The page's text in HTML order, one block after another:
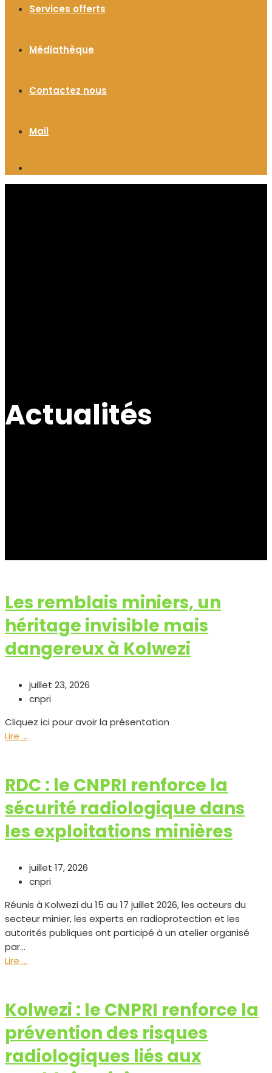
Services offerts
Médiathèque
Contactez nous
Mail
Actualités
Les remblais miniers, un
héritage invisible mais
dangereux à Kolwezi
juillet 23, 2026
cnpri
Cliquez ici pour avoir la présentation
Lire ...
RDC : le CNPRI renforce la
sécurité radiologique dans
les exploitations minières
juillet 17, 2026
cnpri
Réunis à Kolwezi du 15 au 17 juillet 2026, les acteurs du
secteur minier, les experts en radioprotection et les
autorités publiques ont participé à un atelier organisé
par...
Lire ...
Kolwezi : le CNPRI renforce la
prévention des risques
radiologiques liés aux